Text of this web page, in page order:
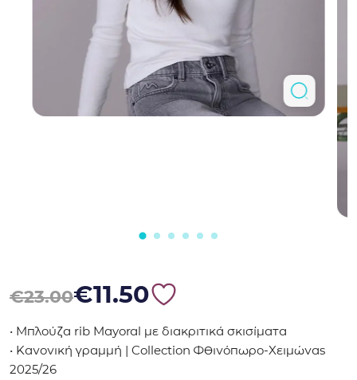
€23.00
Original price was: €23.00.
€11.50
Η τρέχουσα τιμή είναι: €11.50.
• Μπλούζα rib Mayoral με διακριτικά σκισίματα
• Κανονική γραμμή | Collection Φθινόπωρο-Χειμώνας
2025/26